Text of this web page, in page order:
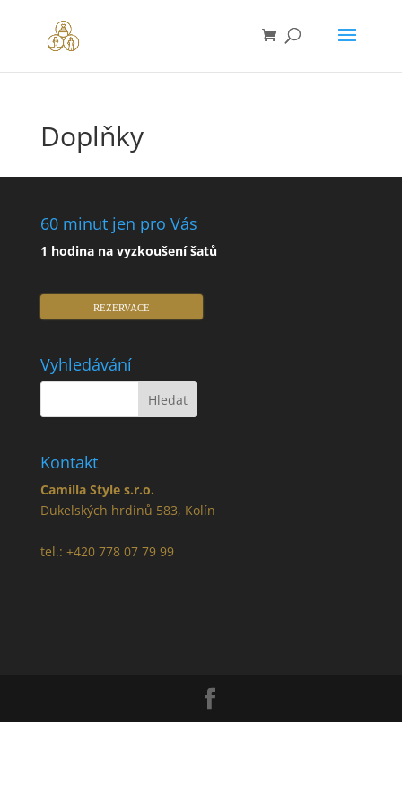
Doplňky
60 minut jen pro Vás
1 hodina na vyzkoušení šatů
REZERVACE
Vyhledávání
Kontakt
Camilla Style s.r.o.
Dukelských hrdinů 583, Kolín
tel.: +420 778 07 79 99